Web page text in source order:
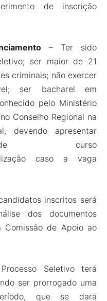
de inscrição
– Ter sido
ser maior de 21
criminais; não exercer
ser bacharel em
pelo Ministério
Conselho Regional na
devendo apresentar
de curso
caso a vaga
inscritos será
dos documentos
Comissão de Apoio ao
Seletivo terá
ser prorrogado uma
que se dará